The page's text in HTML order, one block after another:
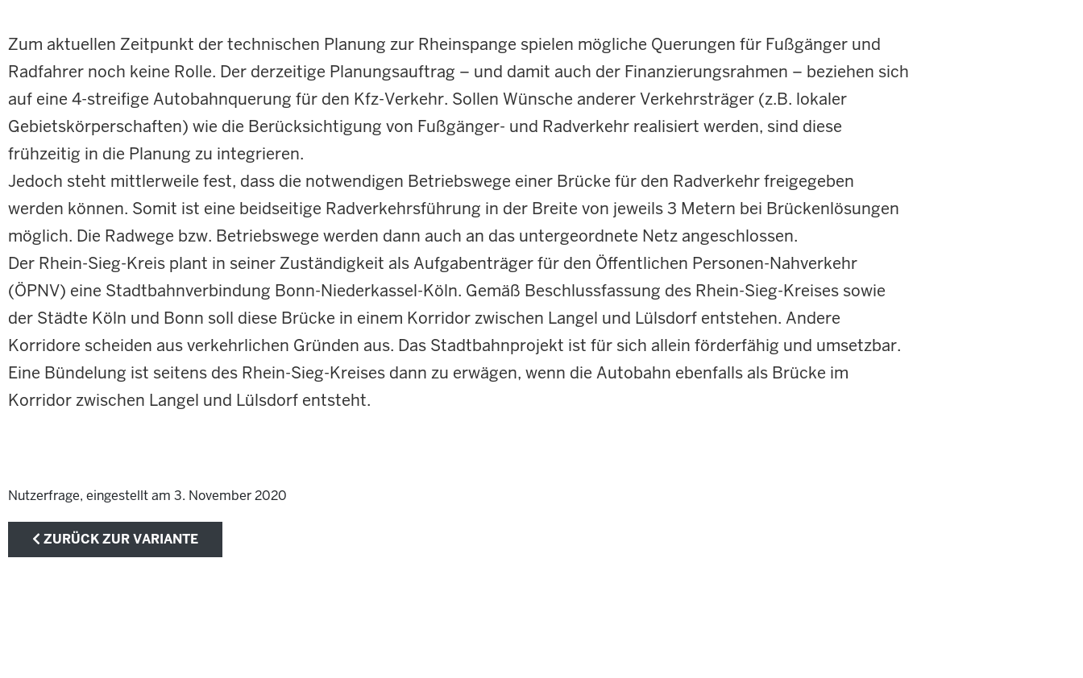
Zum aktuellen Zeitpunkt der technischen Planung zur Rheinspange spielen mögliche Querungen für Fußgänger und
Radfahrer noch keine Rolle. Der derzeitige Planungsauftrag – und damit auch der Finanzierungsrahmen – beziehen sich
auf eine 4-streifige Autobahnquerung für den Kfz-Verkehr. Sollen Wünsche anderer Verkehrsträger (z.B. lokaler
Gebietskörperschaften) wie die Berücksichtigung von Fußgänger- und Radverkehr realisiert werden, sind diese
frühzeitig in die Planung zu integrieren.
Jedoch steht mittlerweile fest, dass die notwendigen Betriebswege einer Brücke für den Radverkehr freigegeben
werden können. Somit ist eine beidseitige Radverkehrsführung in der Breite von jeweils 3 Metern bei Brückenlösungen
möglich. Die Radwege bzw. Betriebswege werden dann auch an das untergeordnete Netz angeschlossen.
Der Rhein-Sieg-Kreis plant in seiner Zuständigkeit als Aufgabenträger für den Öffentlichen Personen-Nahverkehr
(ÖPNV) eine Stadtbahnverbindung Bonn-Niederkassel-Köln. Gemäß Beschlussfassung des Rhein-Sieg-Kreises sowie
der Städte Köln und Bonn soll diese Brücke in einem Korridor zwischen Langel und Lülsdorf entstehen. Andere
Korridore scheiden aus verkehrlichen Gründen aus. Das Stadtbahnprojekt ist für sich allein förderfähig und umsetzbar.
Eine Bündelung ist seitens des Rhein-Sieg-Kreises dann zu erwägen, wenn die Autobahn ebenfalls als Brücke im
Korridor zwischen Langel und Lülsdorf entsteht.
Nutzerfrage, eingestellt am 3. November 2020
ZURÜCK ZUR VARIANTE